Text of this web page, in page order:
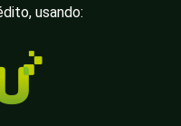
usando: